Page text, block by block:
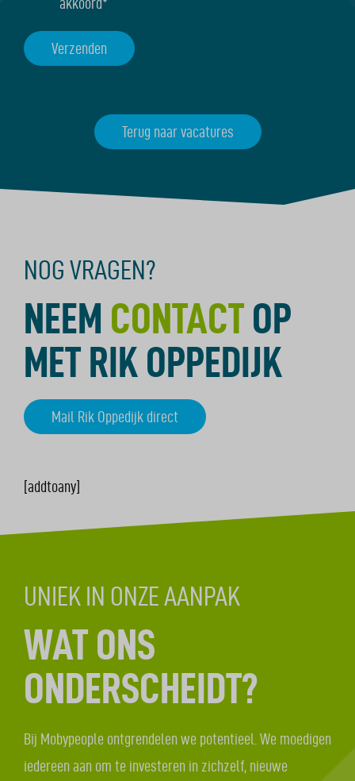
ons?
Terug naar vacatures
NOG VRAGEN?
NEEM CONTACT OP
MET RIK OPPEDIJK
Mail Rik Oppedijk direct
[addtoany]
UNIEK IN ONZE AANPAK
WAT ONS
ONDERSCHEIDT?
Bij Mobypeople ontgrendelen we potentieel. We moedigen
iedereen aan om te investeren in zichzelf, nieuwe